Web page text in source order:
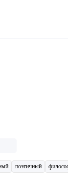
поэтичный